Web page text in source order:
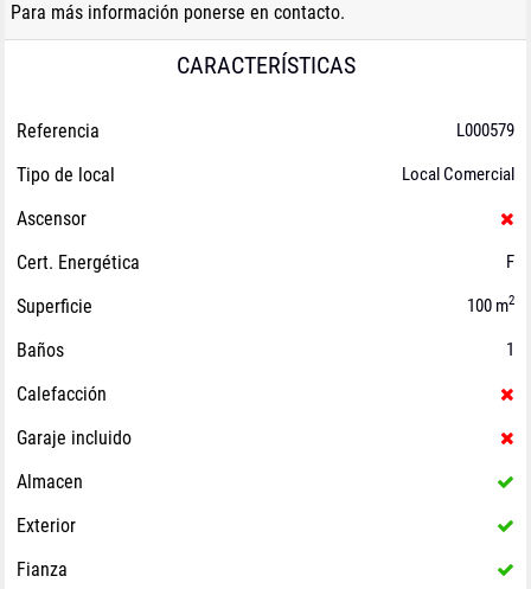
Para más información ponerse en contacto.
CARACTERÍSTICAS
Referencia L000579
Tipo de local Local Comercial
Ascensor
Cert. Energética
F
Superficie 100 m2
Baños 1
Calefacción
Garaje incluido
Almacen
Exterior
Fianza